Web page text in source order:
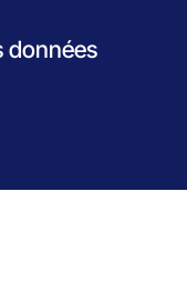
données